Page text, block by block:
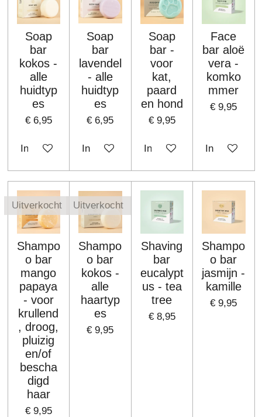
Soap
bar
kokos -
alle
huidtyp
es
€ 6,95
In winkelwagen
Soap
bar
lavendel
- alle
huidtyp
es
€ 6,95
In winkelwagen
Soap
bar -
voor
kat,
paard
en hond
€ 9,95
In winkelwagen
Face
bar aloë
vera -
komko
mmer
€ 9,95
In
Uitverkocht
Shampo
o bar
mango
papaya
- voor
krullend
, droog,
pluizig
en/of
bescha
digd
haar
€ 9,95
Uitverkocht
Shampo
o bar
kokos -
alle
haartyp
es
€ 9,95
Shaving
bar
eucalypt
us - tea
tree
€ 8,95
Shampo
o bar
jasmijn -
kamille
€ 9,95